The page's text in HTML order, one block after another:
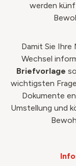
werden
Damit Sie
Wechsel
Briefvorlage
wichtigsten
Dokumente
Umstellung und